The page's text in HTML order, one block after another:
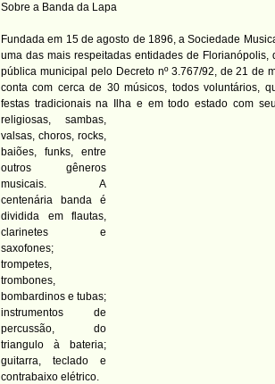
Sobre a Banda da Lapa
Fundada em 15 de agosto de 1896, a Sociedade
uma das mais respeitadas entidades de Florianópolis,
pública municipal pelo Decreto nº 3.767/92, de 21 de
conta com cerca de 30 músicos, todos voluntários,
festas tradicionais na Ilha e em todo estado com
religiosas, sambas,
valsas, choros, rocks,
baiões, funks, entre
outros gêneros
musicais. A
centenária banda é
dividida em flautas,
clarinetes e
saxofones;
trompetes,
trombones,
bombardinos e tubas;
instrumentos de
percussão, do
triangulo à bateria;
guitarra, teclado e
contrabaixo elétrico.